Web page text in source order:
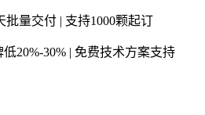
批量交付 | 支持1000颗起订
20%-30% | 免费技术方案支持